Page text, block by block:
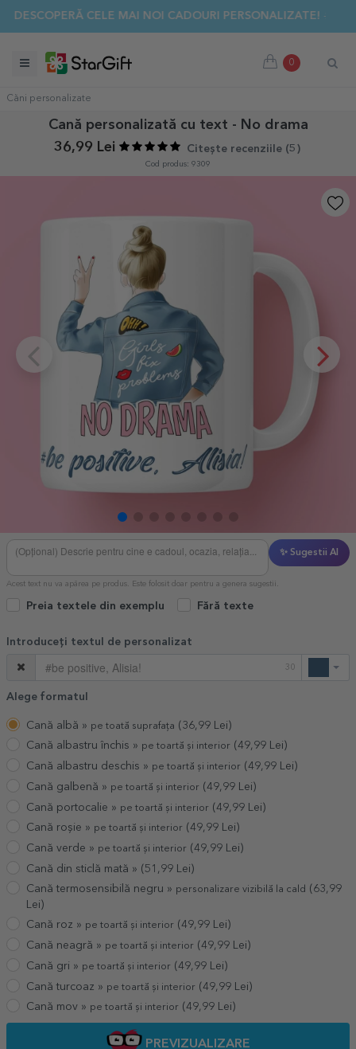
DESCOPERĂ CELE MAI NOI CADOURI PERSONALIZATE! ☀️
0
Căni personalizate
Cană personalizată cu text - No drama
36,99 Lei
Citește recenziile (5 )
Cod produs: 9309
✨ Sugestii AI
Acest text nu va apărea pe produs. Este folosit doar pentru a genera sugestii.
Preia textele din exemplu Fără texte
Introduceți textul de personalizat
30
Alege formatul
Cană albă » pe toată suprafața (36,99 Lei)
Cană albastru închis » pe toartă și interior (49,99 Lei)
Cană albastru deschis » pe toartă și interior (49,99 Lei)
Cană galbenă » pe toartă și interior (49,99 Lei)
Cană portocalie » pe toartă și interior (49,99 Lei)
Cană roșie » pe toartă și interior (49,99 Lei)
Cană verde » pe toartă și interior (49,99 Lei)
Cană din sticlă mată » (51,99 Lei)
Cană termosensibilă negru » personalizare vizibilă la cald (63,99
Lei)
Cană roz » pe toartă și interior (49,99 Lei)
Cană neagră » pe toartă și interior (49,99 Lei)
Cană gri » pe toartă și interior (49,99 Lei)
Cană turcoaz » pe toartă și interior (49,99 Lei)
Cană mov » pe toartă și interior (49,99 Lei)
PREVIZUALIZARE